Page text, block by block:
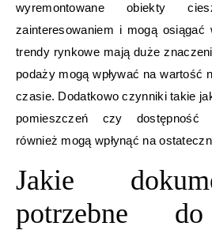
wyremontowane obiekty
zainteresowaniem i mogą osiągać
trendy rynkowe mają duże
podaży mogą wpływać na wartość
czasie. Dodatkowo czynniki takie
pomieszczeń czy dostępność
również mogą wpłynąć na
Jakie
potrzebne